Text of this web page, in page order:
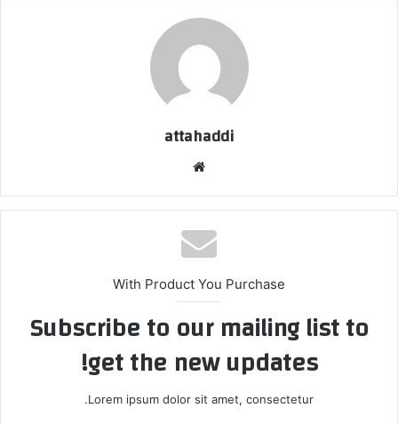
attahaddi
الوي
ب
With Product You Purchase
Subscribe to our mailing list to
get the new updates!
Lorem ipsum dolor sit amet, consectetur.